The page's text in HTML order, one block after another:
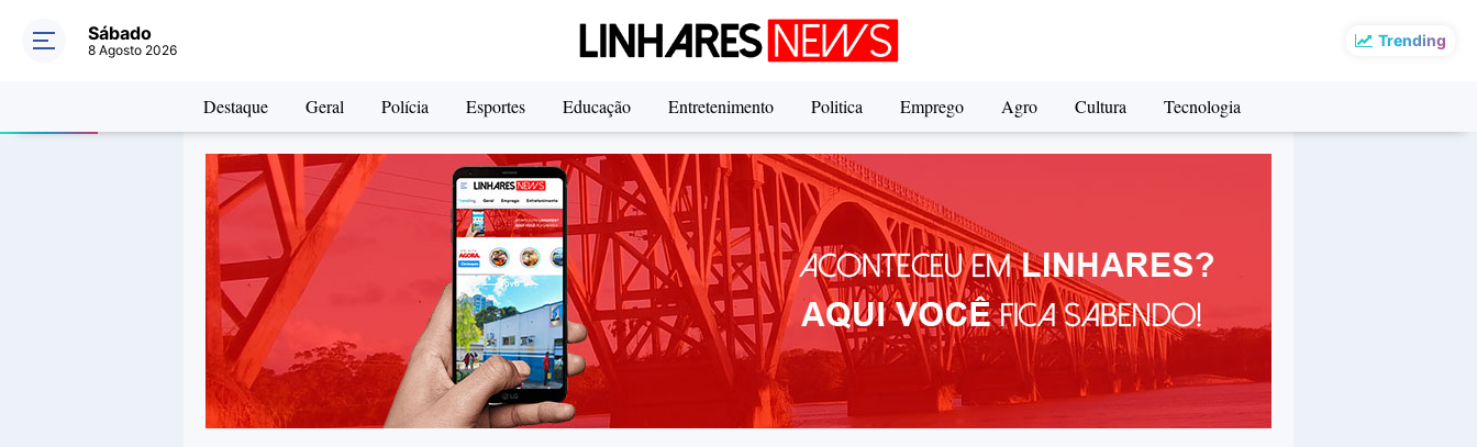
Trending
Sábado
8 Agosto 2026
Destaque Geral Polícia Esportes Educação Entretenimento Politica Emprego Agro Cultura Tecnologia